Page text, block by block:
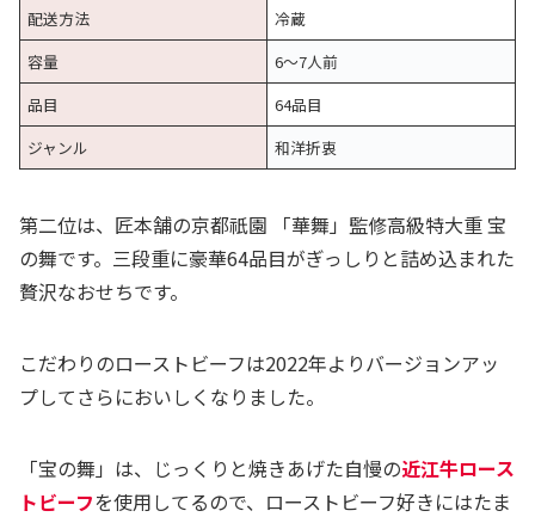
配送方法
冷蔵
容量
6〜7人前
品目
64品目
ジャンル
和洋折衷
第二位は、匠本舗の京都祇園 「華舞」監修高級特大重 宝
の舞です。三段重に豪華64品目がぎっしりと詰め込まれた
贅沢なおせちです。
こだわりのローストビーフは2022年よりバージョンアッ
プしてさらにおいしくなりました。
「宝の舞」は、じっくりと焼きあげた自慢の近江牛ロース
トビーフを使用してるので、ローストビーフ好きにはたま